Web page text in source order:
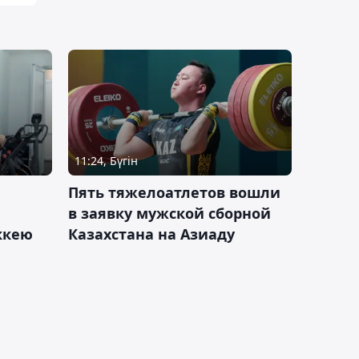
11:24, Бүгін
Пять тяжелоатлетов вошли
в заявку мужской сборной
Казахстана на Азиаду